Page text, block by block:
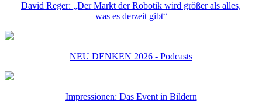
David Reger: „Der Markt der Robotik wird größer als alles,
was es derzeit gibt“
NEU DENKEN 2026 - Podcasts
Impressionen: Das Event in Bildern